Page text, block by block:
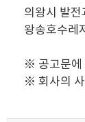
의왕시 발
왕송호수레
※ 공고문에
※ 회사의